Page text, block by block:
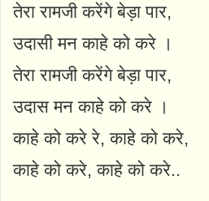
तेरा रामजी करेंगे बेड़ा पार,
उदासी मन काहे को करे ।
तेरा रामजी करेंगे बेड़ा पार,
उदास मन काहे को करे ।
काहे को करे रे, काहे को करे,
काहे को करे, काहे को करे..